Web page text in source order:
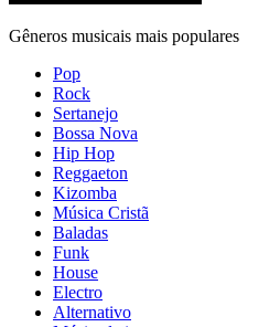
Gêneros musicais mais populares
Pop
Rock
Sertanejo
Bossa Nova
Hip Hop
Reggaeton
Kizomba
Música Cristã
Baladas
Funk
House
Electro
Alternativo